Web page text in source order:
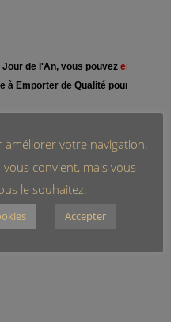
améliorer votre navigation.
convient, mais vous
le souhaitez.
Accepter